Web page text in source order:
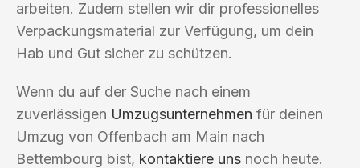
arbeiten. Zudem stellen wir dir professionelles
Verpackungsmaterial zur Verfügung, um dein
Hab und Gut sicher zu schützen.
Wenn du auf der Suche nach einem
zuverlässigen Umzugsunternehmen für deinen
Umzug von Offenbach am Main nach
Bettembourg bist, kontaktiere uns noch heute.